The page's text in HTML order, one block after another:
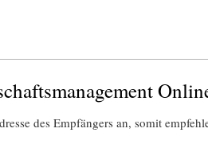
des Empfängers an, somit